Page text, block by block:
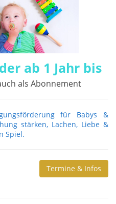
ab 1 Jahr bis
als Abonnement
für Babys &
stärken, Lachen, Liebe &
Spiel.
Termine & Infos